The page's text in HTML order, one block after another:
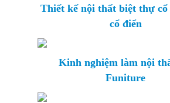
Thiết kế nội thất biệt thự cổ
cổ điển
Kinh nghiệm làm nội
Funiture